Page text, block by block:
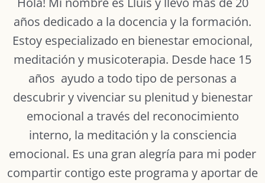
años dedicado a la docencia y la formación.
Estoy especializado en bienestar emocional,
meditación y musicoterapia. Desde hace 15
años ayudo a todo tipo de personas a
descubrir y vivenciar su plenitud y bienestar
emocional a través del reconocimiento
interno, la meditación y la consciencia
emocional. Es una gran alegría para mi poder
compartir contigo este programa y aportar de